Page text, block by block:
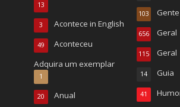
13
Acontece in English
3
Aconteceu
49
Adquira um exemplar
1
Anual
20
Gente
103
Geral
656
Geral
115
Guia
14
41